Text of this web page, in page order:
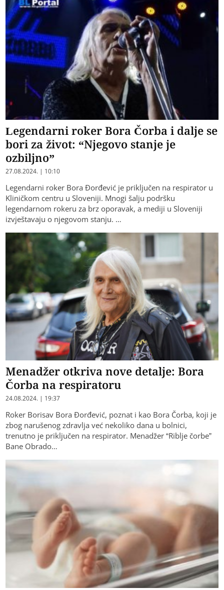
Legendarni roker Bora Čorba i dalje se
bori za život: “Njegovo stanje je
ozbiljno”
27.08.2024. | 10:10
Legendarni roker Bora Đorđević je priključen na respirator u
Kliničkom centru u Sloveniji. Mnogi šalju podršku
legendarnom rokeru za brz oporavak, a mediji u Sloveniji
izvještavaju o njegovom stanju. …
Menadžer otkriva nove detalje: Bora
Čorba na respiratoru
24.08.2024. | 19:37
Roker Borisav Bora Đorđević, poznat i kao Bora Čorba, koji je
zbog narušenog zdravlja već nekoliko dana u bolnici,
trenutno je priključen na respirator. Menadžer “Riblje čorbe”
Bane Obrado…